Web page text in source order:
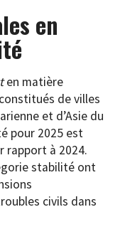
en
en matière
de villes
et d’Asie du
pour 2025 est
rapport à 2024.
stabilité ont
civils dans